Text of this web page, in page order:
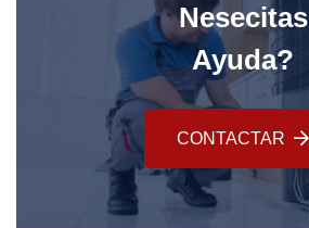
Nesecitas
Ayuda?
CONTACTAR